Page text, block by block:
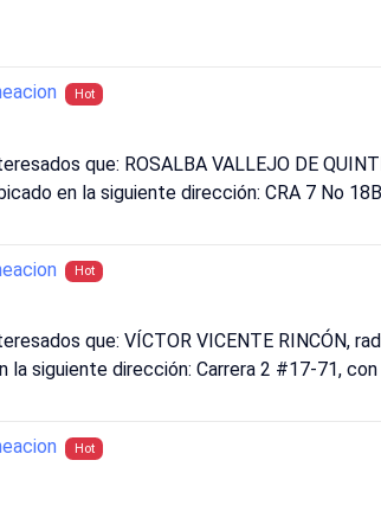
Hot
que: ROSALBA VALLEJO DE
en la siguiente dirección: CRA 7 No
Hot
que: VÍCTOR VICENTE RINCÓN,
la siguiente dirección: Carrera 2 #17-71,
Hot